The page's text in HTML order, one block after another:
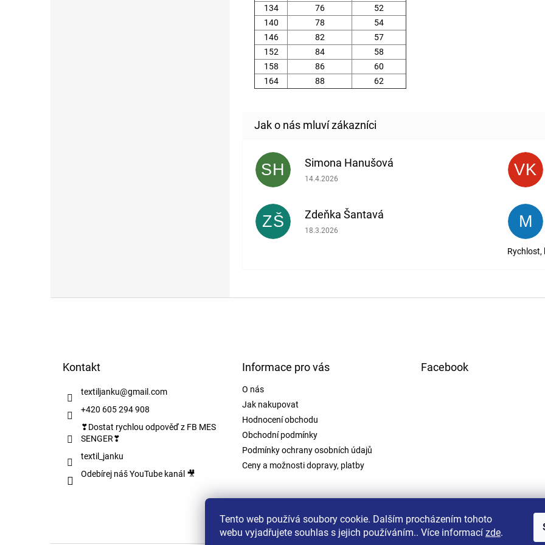
Tento web používá soubory cookie. Dalším procházením tohoto
webu vyjadřujete souhlas s jejich používáním.. Více informací zde.
134
76
52
140
78
54
146
82
57
152
84
58
158
86
60
164
88 62
SH Simona Hanušová
Hodnocení obchodu je 5 z 5 hvězdiček.
14.4.2026 VK
ZŠ Zdeňka Šantavá
Hodnocení obchodu je 5 z 5 hvězdiček.
18.3.2026 M
Rychlost,
Kontakt
textiljanku@gmail.com
+420 605 294 908
❣Dostat rychlou odpověď z FB MES
SENGER❣
textil_janku
Odebírej náš YouTube kanál 🎥
Informace pro vás
O nás
Jak nakupovat
Hodnocení obchodu
Obchodní podmínky
Podmínky ochrany osobních údajů
Ceny a možnosti dopravy, platby
Facebook